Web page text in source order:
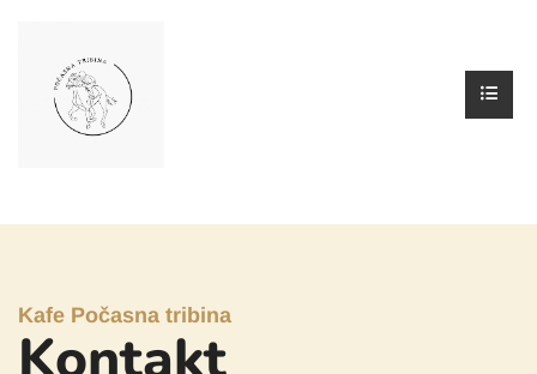
Kafe Počasna tribina
Kontakt